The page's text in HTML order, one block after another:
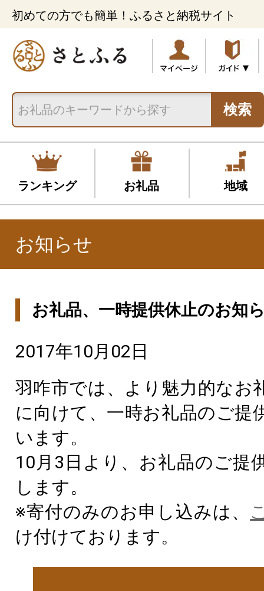
初めての方でも簡単！ふるさと納税サイト
検索
ランキング お礼品 地域
お知らせ
お礼品、一時提供休止のお知
2017年10月02日
羽咋市では、より魅力的なお
に向けて、一時お礼品のご提
います。
10月3日より、お礼品のご提
します。
※寄付のみのお申し込みは、
け付けております。